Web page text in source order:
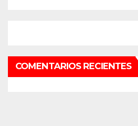
COMENTARIOS RECIENTES